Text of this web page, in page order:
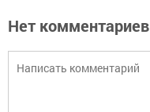
Нет комментариев